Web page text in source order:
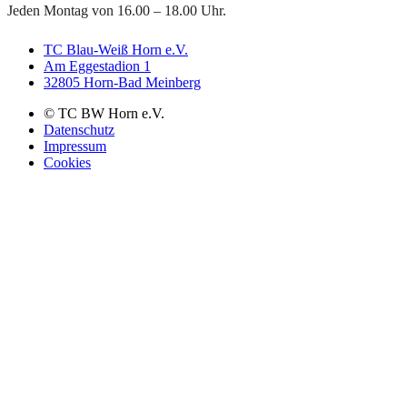
Jeden Montag von 16.00 – 18.00 Uhr.
TC Blau-Weiß Horn e.V.
Am Eggestadion 1
32805 Horn-Bad Meinberg
© TC BW Horn e.V.
Datenschutz
Impressum
Cookies